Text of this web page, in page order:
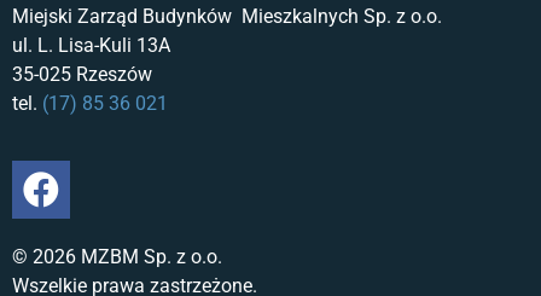
Miejski Zarząd Budynków Mieszkalnych Sp. z o.o.
ul. L. Lisa-Kuli 13A
35-025 Rzeszów
tel. (17) 85 36 021
© 2026 MZBM Sp. z o.o.
Wszelkie prawa zastrzeżone.